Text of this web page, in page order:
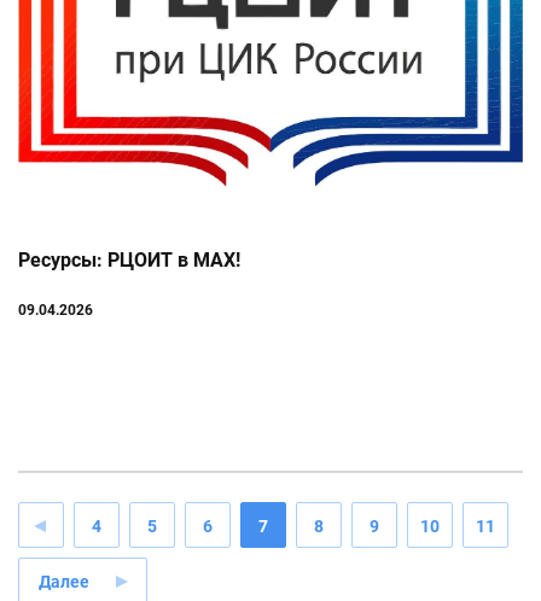
Ресурсы: РЦОИТ в МАХ!
09.04.2026
4 5 6 7 8 9 10 11
Далее